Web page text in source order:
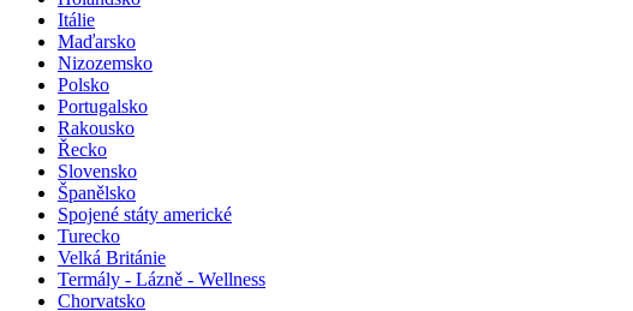
Itálie
Maďarsko
Nizozemsko
Polsko
Portugalsko
Rakousko
Řecko
Slovensko
Španělsko
Spojené státy americké
Turecko
Velká Británie
Termály - Lázně - Wellness
Chorvatsko